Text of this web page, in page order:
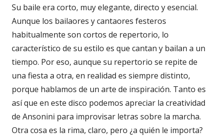
Su baile era corto, muy elegante, directo y esencial.
Aunque los bailaores y cantaores festeros
habitualmente son cortos de repertorio, lo
característico de su estilo es que cantan y bailan a un
tiempo. Por eso, aunque su repertorio se repite de
una fiesta a otra, en realidad es siempre distinto,
porque hablamos de un arte de inspiración. Tanto es
así que en este disco podemos apreciar la creatividad
de Ansonini para improvisar letras sobre la marcha.
Otra cosa es la rima, claro, pero ¿a quién le importa?